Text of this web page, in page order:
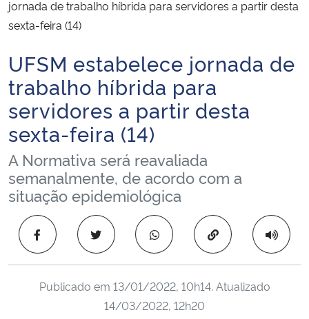
Ministério da Economia
Ministério da Infraestrutura
Ministério da Agricultura, Pecuária e Abastecimento
Ministério da Educação
Ministério da Cidadania
Ministério da Saúde
Ministério de Minas e Energia
Ministério do Meio Ambiente
jornada de trabalho híbrida para servidores a partir desta
sexta-feira (14)
Início do conteúdo
UFSM estabelece jornada de
trabalho híbrida para
servidores a partir desta
sexta-feira (14)
A Normativa será reavaliada
semanalmente, de acordo com a
situação epidemiológica
Copiar para área
Publicado em 13/01/2022, 10h14. Atualizado
14/03/2022, 12h20